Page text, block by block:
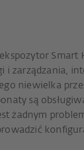
i zarządzania,
niewielka
są
żadnym